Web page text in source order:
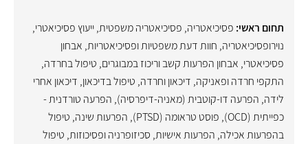
תחום ראשי: פסיכיאטריה, פסיכיאטריה משפטית,ייעוץ פסיכיאטרי,
נוירופסיכיאטריה, חוות דעת משפטיות ופסיכיאטריות, אבחון
פסיכיאטרי, אבחון הפרעות קשב וריכוז במבוגרים, טיפול בחרדה,
התקפי חרדה ופאניקה, דיכאון וחרדה, טיפול בדיכאון, דיכאון אחרי
לידה, הפרעה דו-קוטבית (מאניה-דיפרסיה), הפרעה טורדנית -
כפייתית (OCD)
, פוסט טראומה (PTSD) , הפרעות שינה, טיפול
בהפרעות אכילה, הפרעות אישיות, סכיזופרניה ופסיכוזות, טיפול